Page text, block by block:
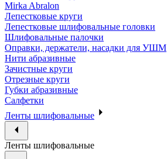
Mirka Abralon
Лепестковые круги
Лепестковые шлифовальные головки
Шлифовальные палочки
Оправки, держатели, насадки для УШМ
Нити абразивные
Зачистные круги
Отрезные круги
Губки абразивные
Салфетки
Ленты шлифовальные
Ленты шлифовальные